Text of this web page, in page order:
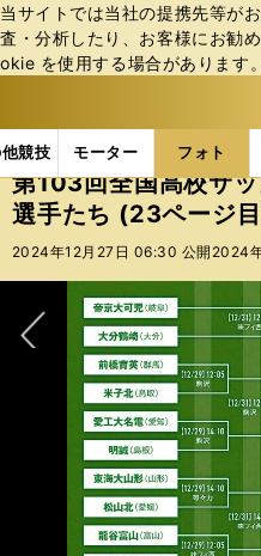
当サイトでは当社の提携先等が
査・分析したり、お客様にお勧
okie を使⽤する場合があります
競技 モーター フォト
b
ス
ポ
ル
バ
フォトギャラリー
第103回全国高校サ
選手たち (23ページ
2024年12月27日 06:30 公開 2024